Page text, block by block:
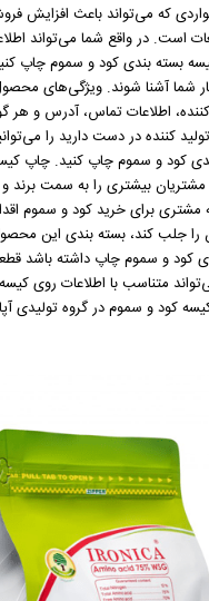
که می‌تواند باعث افزایش
است. در واقع شما می‌تواند
بسته بندی کود و سموم چاپ
شما آشنا شوند. ویژگی‌های
اطلاعات تماس، آدرس و هر
کننده در دست دارید را
کود و سموم چاپ کنید. چاپ
بیشتری را به سمت
مشتری برای خرید کود و سموم
را جلب کند، بسته بندی این
کود و سموم چاپ داشته باشد
متناسب با اطلاعات روی
کود و سموم در گروه تولیدی